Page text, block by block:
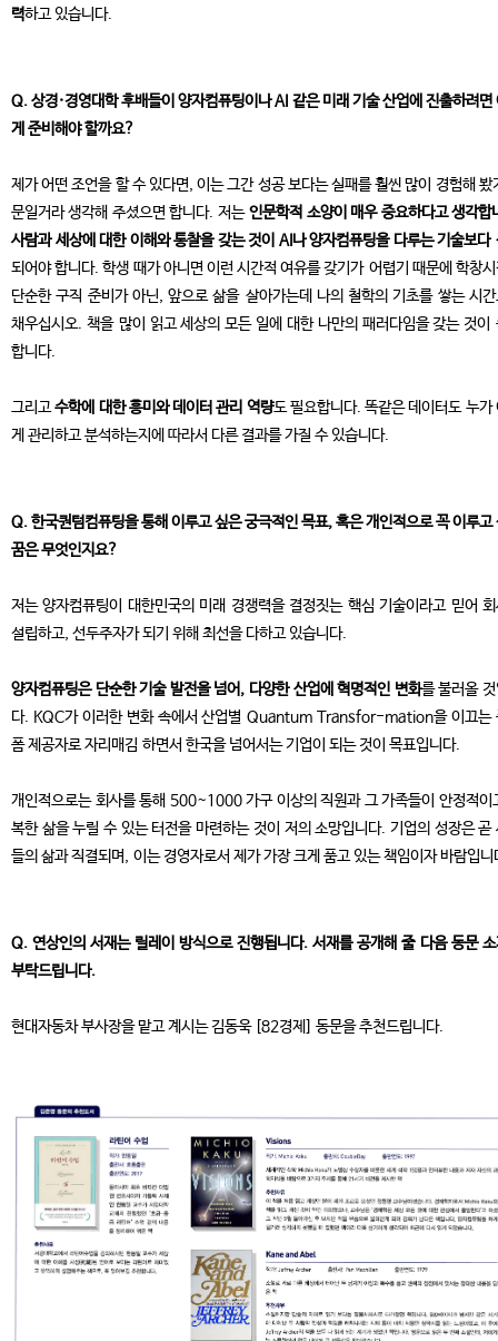
력하고 있습니다.
Q. 상경·경영대학 후배들이 양자컴퓨팅이나 AI 같은 미래 기술 산업에 진출하려면
게 준비해야 할까요?
제가 어떤 조언을 할 수 있다면, 이는 그간 성공 보다는 실패를 훨씬 많이 경험해 봤
문일거라 생각해 주셨으면 합니다. 저는인문학적 소양이 매우 중요하다고 생각합
사람과 세상에 대한 이해와 통찰을 갖는 것이 AI나 양자컴퓨팅을 다루는 기술보다
되어야 합니다. 학생 때가 아니면 이런 시간적 여유를 갖기가 어렵기 때문에 학창
단순한 구직 준비가 아닌, 앞으로 삶을 살아가는데 나의 철학의 기초를 쌓는 시
채우십시오. 책을 많이 읽고 세상의 모든 일에 대한 나만의 패러다임을 갖는 것이
합니다.
그리고수학에 대한 흥미와 데이터 관리 역량도 필요합니다. 똑같은 데이터도 누가
게 관리하고 분석하는지에 따라서 다른 결과를 가질 수 있습니다.
Q. 한국퀀텀컴퓨팅을 통해 이루고 싶은 궁극적인 목표, 혹은 개인적으로 꼭 이루고
꿈은 무엇인지요?
저는 양자컴퓨팅이 대한민국의 미래 경쟁력을 결정짓는 핵심 기술이라고 믿어
설립하고, 선두주자가 되기 위해 최선을 다하고 있습니다.
양자컴퓨팅은 단순한 기술 발전을 넘어, 다양한 산업에 혁명적인 변화를 불러올
다. KQC가 이러한 변화 속에서 산업별 Quantum Transfor-mation을 이끄는
폼 제공자로 자리매김 하면서 한국을 넘어서는 기업이 되는 것이 목표입니다.
개인적으로는 회사를 통해 500~1000 가구 이상의 직원과 그 가족들이 안정적이
복한 삶을 누릴 수 있는 터전을 마련하는 것이 저의 소망입니다. 기업의 성장은 곧
들의 삶과 직결되며, 이는 경영자로서 제가 가장 크게 품고 있는 책임이자 바람입니
Q. 연상인의 서재는 릴레이 방식으로 진행됩니다. 서재를 공개해 줄 다음 동문
부탁드립니다.
현대자동차 부사장을 맡고 계시는 김동욱 [82경제] 동문을 추천드립니다.